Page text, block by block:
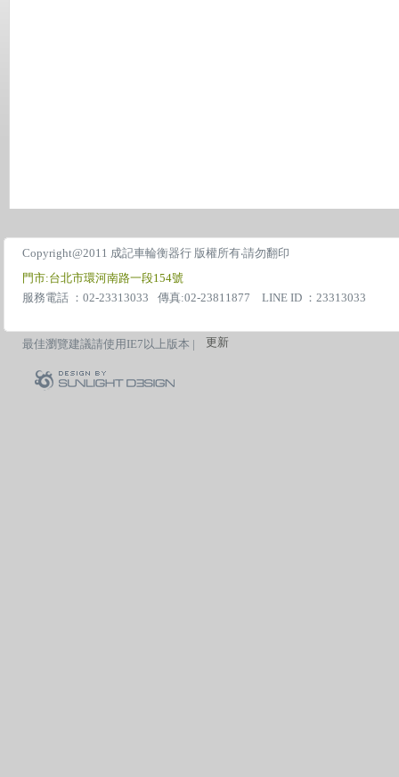
Copyright@2011 成記車輪衡器行 版權所有‧請勿翻印
門市:台北市環河南路一段154號
服務電話 ：02-23313033
傳真:02-23811877 LINE ID ：23313033
最佳瀏覽建議請使用IE7以上版本 | 更新